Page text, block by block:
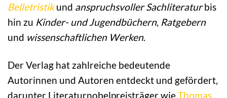
Belletristikund anspruchsvoller Sachliteraturbis
hin zu Kinder- und Jugendbüchern, Ratgebern
und wissenschaftlichen Werken.
Der Verlag hat zahlreiche bedeutende
Autorinnen und Autoren entdeckt und gefördert,
darunter Literaturnobelpreisträger wieThomas